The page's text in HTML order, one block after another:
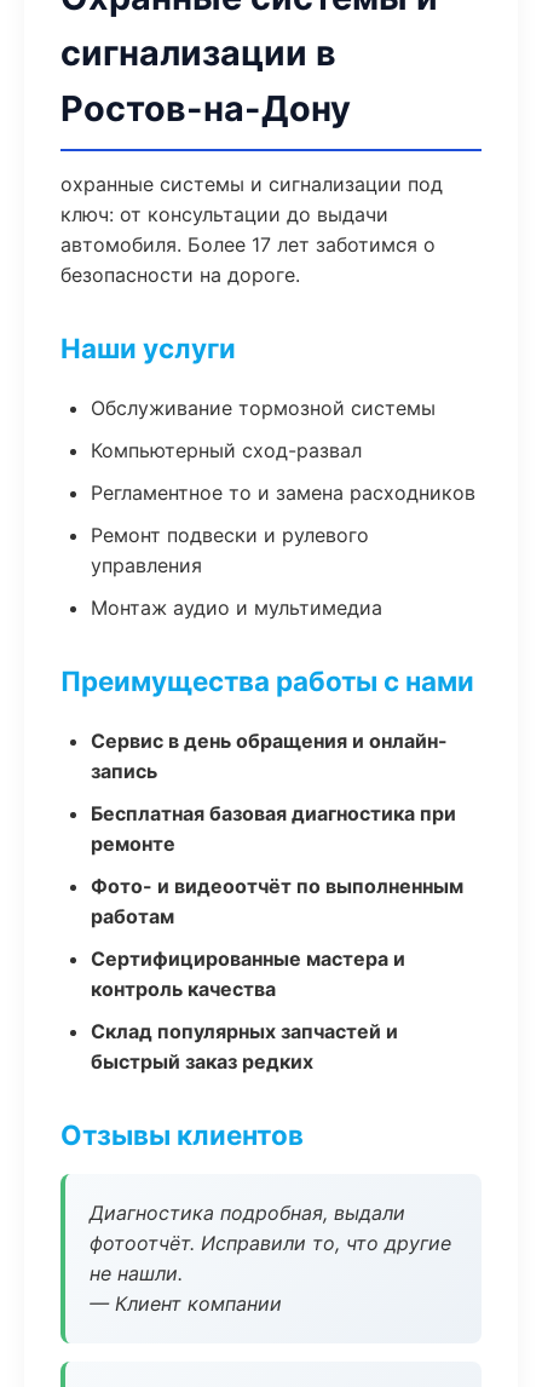
сигнализации в
Ростов-на-Дону
охранные системы и сигнализации под
ключ: от консультации до выдачи
автомобиля. Более 17 лет заботимся о
безопасности на дороге.
Наши услуги
Обслуживание тормозной системы
Компьютерный сход-развал
Регламентное то и замена расходников
Ремонт подвески и рулевого
управления
Монтаж аудио и мультимедиа
Преимущества работы с нами
Сервис в день обращения и онлайн-
запись
Бесплатная базовая диагностика при
ремонте
Фото- и видеоотчёт по выполненным
работам
Сертифицированные мастера и
контроль качества
Склад популярных запчастей и
быстрый заказ редких
Отзывы клиентов
Диагностика подробная, выдали
фотоотчёт. Исправили то, что другие
не нашли.
— Клиент компании